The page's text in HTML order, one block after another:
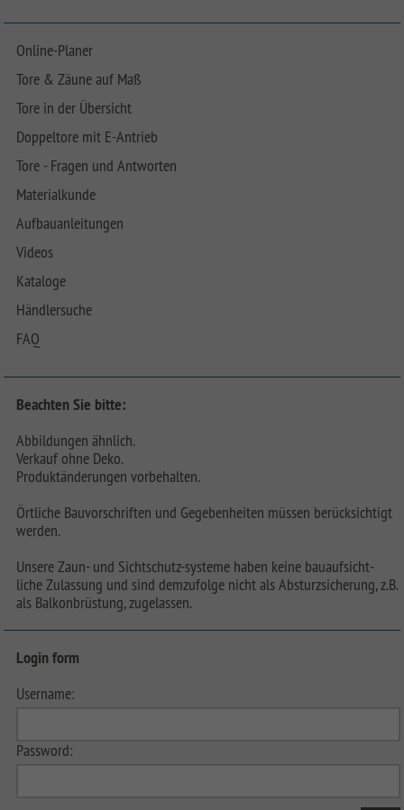
Online-Planer
Tore & Zäune auf Maß
Tore in der Übersicht
Doppeltore mit E-Antrieb
Tore - Fragen und Antworten
Materialkunde
Aufbauanleitungen
Videos
Kataloge
Händlersuche
FAQ
Beachten Sie bitte:
Abbildungen ähnlich.
Verkauf ohne Deko.
Produktänderungen vorbehalten.
Örtliche Bauvorschriften und Gegebenheiten müssen berücksichtigt
werden.
Unsere Zaun- und Sichtschutz-systeme haben keine bauaufsicht-
liche Zulassung und sind demzufolge nicht als Absturzsicherung, z.B.
als Balkonbrüstung, zugelassen.
Login form
Username:
Password: